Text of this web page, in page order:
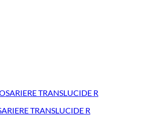
TRANSLUCIDE R